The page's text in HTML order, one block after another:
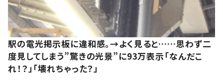
駅の電光掲示板に違和感。→よく見ると……思わず二
度見してしまう”驚きの光景”に93万表示「なんだこ
れ！？」「壊れちゃった？」